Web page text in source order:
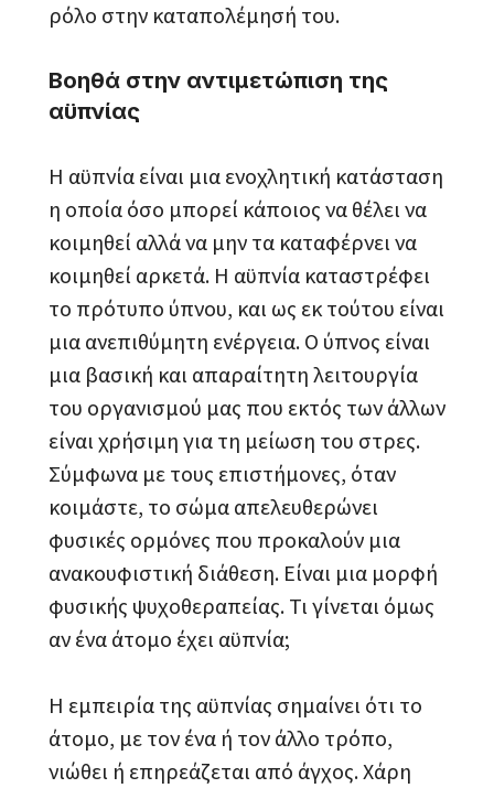
ρόλο στην καταπολέμησή του.
Βοηθά στην αντιμετώπιση της
αϋπνίας
Η αϋπνία είναι μια ενοχλητική κατάσταση
η οποία όσο μπορεί κάποιος να θέλει να
κοιμηθεί αλλά να μην τα καταφέρνει να
κοιμηθεί αρκετά. Η αϋπνία καταστρέφει
το πρότυπο ύπνου, και ως εκ τούτου είναι
μια ανεπιθύμητη ενέργεια. Ο ύπνος είναι
μια βασική και απαραίτητη λειτουργία
του οργανισμού μας που εκτός των άλλων
είναι χρήσιμη για τη μείωση του στρες.
Σύμφωνα με τους επιστήμονες, όταν
κοιμάστε, το σώμα απελευθερώνει
φυσικές ορμόνες που προκαλούν μια
ανακουφιστική διάθεση. Είναι μια μορφή
φυσικής ψυχοθεραπείας. Τι γίνεται όμως
αν ένα άτομο έχει αϋπνία;
Η εμπειρία της αϋπνίας σημαίνει ότι το
άτομο, με τον ένα ή τον άλλο τρόπο,
νιώθει ή επηρεάζεται από άγχος. Χάρη